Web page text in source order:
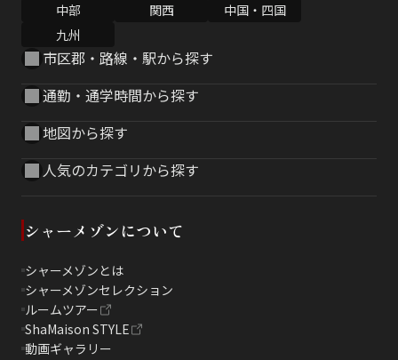
中部
関西
中国・四国
九州
市区郡・路線・駅から探す
通勤・通学時間から探す
地図から探す
人気のカテゴリから探す
シャーメゾンについて
シャーメゾンとは
シャーメゾンセレクション
ルームツアー
ShaMaison STYLE
動画ギャラリー